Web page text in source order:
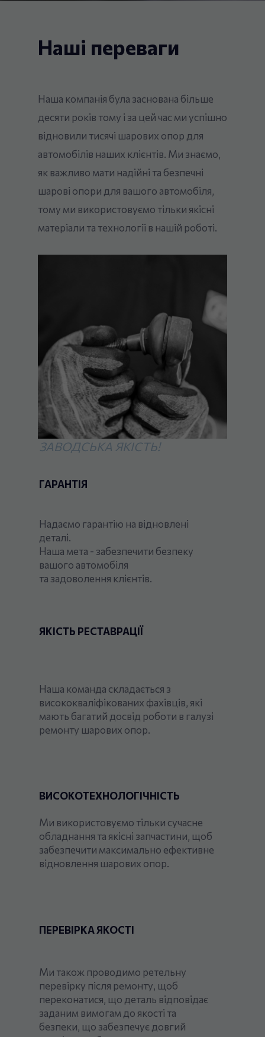
Наша компанія була заснована більше
десяти років тому і за цей час ми успішно
відновили тисячі шарових опор для
автомобілів наших клієнтів. Ми знаємо,
як важливо мати надійні та безпечні
шарові опори для вашого автомобіля,
тому ми використовуємо тільки якісні
матеріали та технології в нашій роботі.
Наші переваги
ГАРАНТІЯ
Надаємо гарантію на відновлені
деталі.
Наша мета - забезпечити безпеку
вашого автомобіля
та задоволення клієнтів.
ЯКІСТЬ РЕСТАВРАЦІЇ
Наша команда складається з
висококваліфікованих фахівців, які
мають багатий досвід роботи в галузі
ремонту шарових опор.
ПЕРЕВІРКА ЯКОСТІ
Ми також проводимо ретельну
перевірку після ремонту, щоб
переконатися, що деталь відповідає
заданим вимогам до якості та
безпеки, що забезпечує довгий
ВИСОКОТЕХНОЛОГІЧНІСТЬ
Ми використовуємо тільки сучасне
обладнання та якісні запчастини, щоб
забезпечити максимально ефективне
відновлення шарових опор.
ЗАВОДСЬКА ЯКІСТЬ!